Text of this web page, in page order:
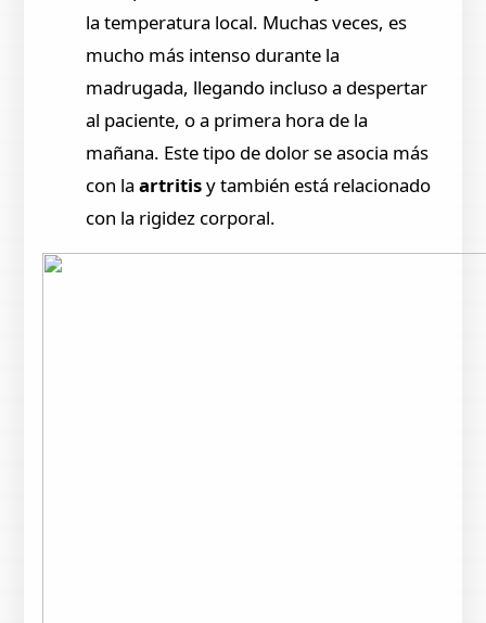
la temperatura local. Muchas veces, es
mucho más intenso durante la
madrugada, llegando incluso a despertar
al paciente, o a primera hora de la
mañana. Este tipo de dolor se asocia más
con la artritisy también está relacionado
con la rigidez corporal.